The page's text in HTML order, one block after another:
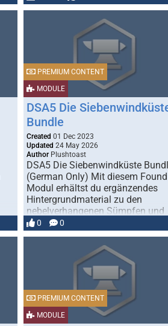
MODULE
PREMIUM CONTENT
DSA5 Die
Bundle
Created 01 Dec 2023
Updated 24 May 2026
AuthorPlushtoast
DSA5 Die Siebenwindküste
(German Only) Mit diesem
Modul erhältst du ergänzendes
Hintergrundmaterial zu den
nebelverhangenen Sümpfen und
Feenwäldern …
0 0
MODULE
PREMIUM CONTENT